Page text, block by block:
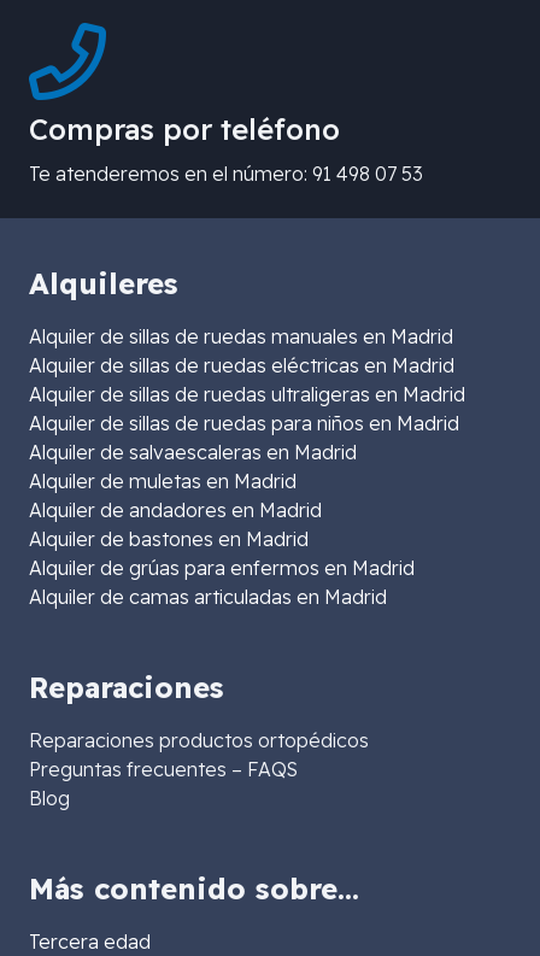
Compras por teléfono
Te atenderemos en el número: 91 498 07 53
Alquileres
Alquiler de sillas de ruedas manuales en Madrid
Alquiler de sillas de ruedas eléctricas en Madrid
Alquiler de sillas de ruedas ultraligeras en Madrid
Alquiler de sillas de ruedas para niños en Madrid
Alquiler de salvaescaleras en Madrid
Alquiler de muletas en Madrid
Alquiler de andadores en Madrid
Alquiler de bastones en Madrid
Alquiler de grúas para enfermos en Madrid
Alquiler de camas articuladas en Madrid
Reparaciones
Reparaciones productos ortopédicos
Preguntas frecuentes – FAQS
Blog
Más contenido sobre…
Tercera edad